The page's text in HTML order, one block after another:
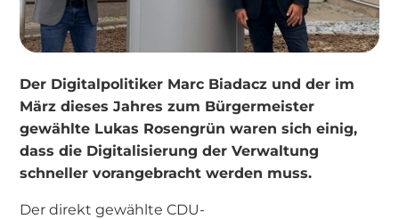
Der Digitalpolitiker Marc Biadacz und der im
März dieses Jahres zum Bürgermeister
gewählte Lukas Rosengrün waren sich einig,
dass die Digitalisierung der Verwaltung
schneller vorangebracht werden muss.
Der direkt gewählte CDU-